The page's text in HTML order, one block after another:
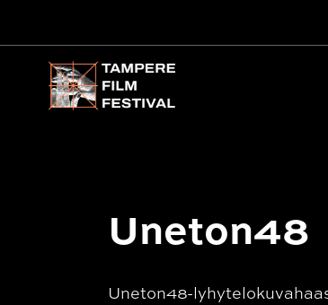
Päävalikko
Uneton48
Uneton48-